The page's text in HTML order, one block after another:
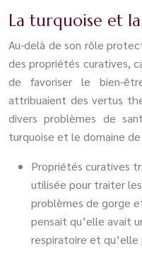
La turquoise et
Au-delà de son rôle
des propriétés curatives,
de favoriser le bien-
attribuaient des vertus
divers problèmes de
turquoise et le domaine
Propriétés curatives
utilisée pour traiter
problèmes de gorge
pensait qu’elle avait
respiratoire et